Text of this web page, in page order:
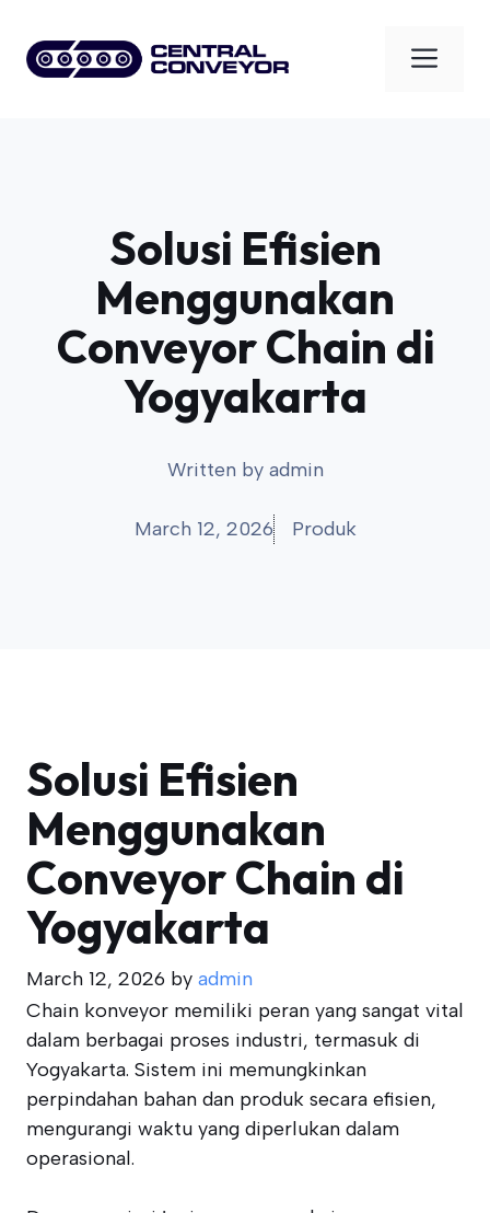
content
Solusi Efisien
Menggunakan
Conveyor Chain di
Yogyakarta
Written by admin
March 12, 2026 Produk
Solusi Efisien
Menggunakan
Conveyor Chain di
Yogyakarta
March 12, 2026 by admin
Chain konveyor memiliki peran yang sangat vital
dalam berbagai proses industri, termasuk di
Yogyakarta. Sistem ini memungkinkan
perpindahan bahan dan produk secara efisien,
mengurangi waktu yang diperlukan dalam
operasional.